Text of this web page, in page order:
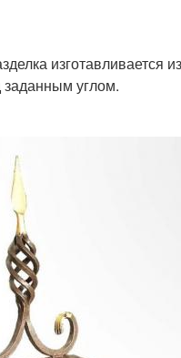
изготавливается
заданным углом.